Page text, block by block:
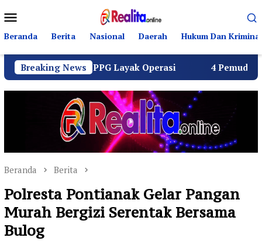
ke
kontenMobile
Beranda Berita Nasional Daerah Hukum Dan Kriminal
Breaking News
SPPG Layak Operasi 4 Pemuda Bungur
Beranda Berita
Polresta Pontianak Gelar Pangan
Murah Bergizi Serentak Bersama
Bulog